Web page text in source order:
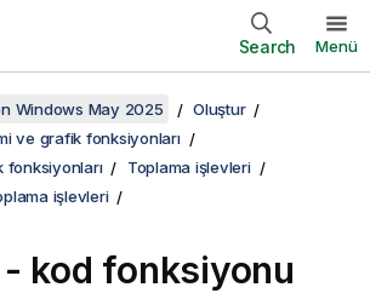
Search Menü
Windows May 2025
Oluştur
ve grafik fonksiyonları
fonksiyonları
Toplama işlevleri
işlevleri
kod fonksiyonu